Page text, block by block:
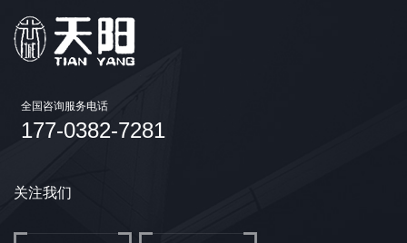
全国咨询服务电话
177-0382-7281
关注我们